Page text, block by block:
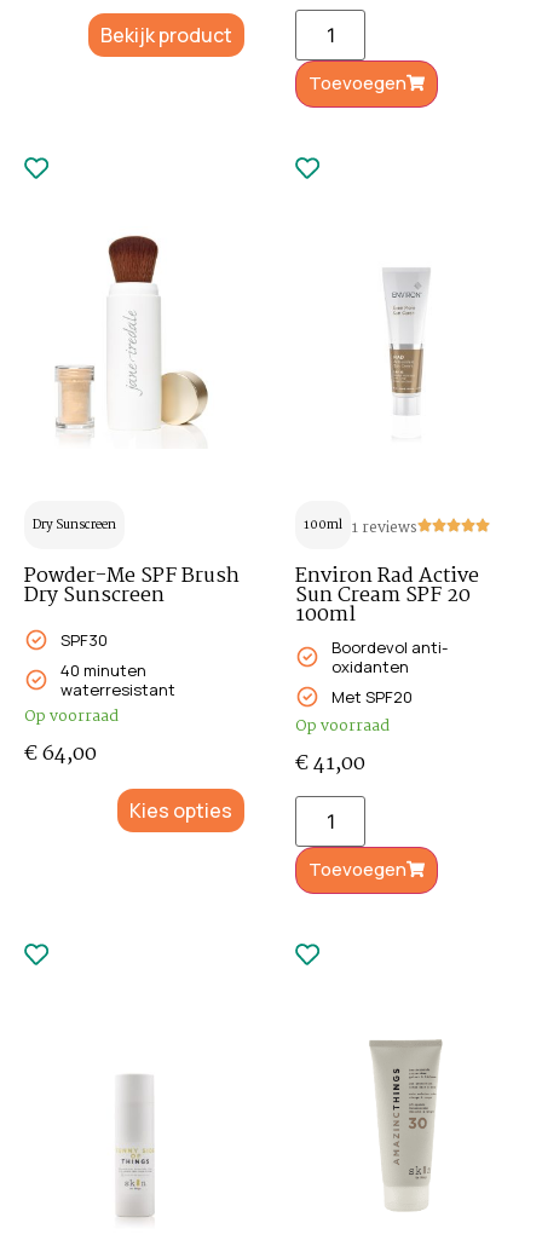
Bekijk product
Toevoegen
Dry Sunscreen
Powder-Me SPF Brush
Dry Sunscreen
SPF30
40 minuten
waterresistant
Op voorraad
€64,00
Kies opties
100ml 1 reviews
Environ Rad Active
Sun Cream SPF 20
100ml
Boordevol anti-
oxidanten
Met SPF20
Op voorraad
€41,00
Toevoegen